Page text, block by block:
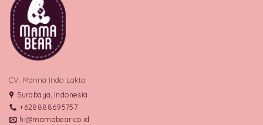
CV. Manna Indo Lakta
Surabaya, Indonesia
+628888695757
hi@mamabear.co.id